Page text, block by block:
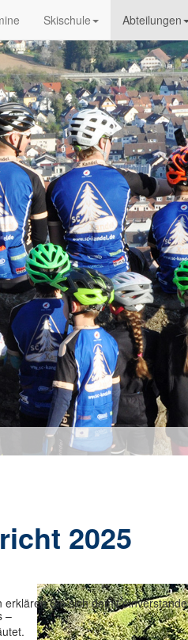
Skischule Abteilungen
2025
–
Sie sich damit